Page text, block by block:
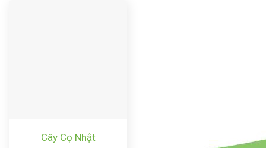
Cây Cọ Nhật